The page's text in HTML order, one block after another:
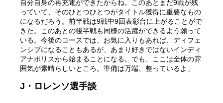
自分自身の再充電ができたからね。このあとまだ9戦が残
っていて、そのひとつひとつがタイトル獲得に重要なもの
になるだろう。前半戦は9戦中9回表彰台に上がることがで
きた。このあとの後半戦も同様の活躍ができるよう願って
いる。今後のコースでは、お気に入りもあれば、ディフェ
ンシブになることもあるが、あまり好きではないインディ
アナポリスから始まることになる。でも、ここは全体の雰
囲気が素晴らしいところ。準備は万端、整っているよ」
J・ロレンソ選手談